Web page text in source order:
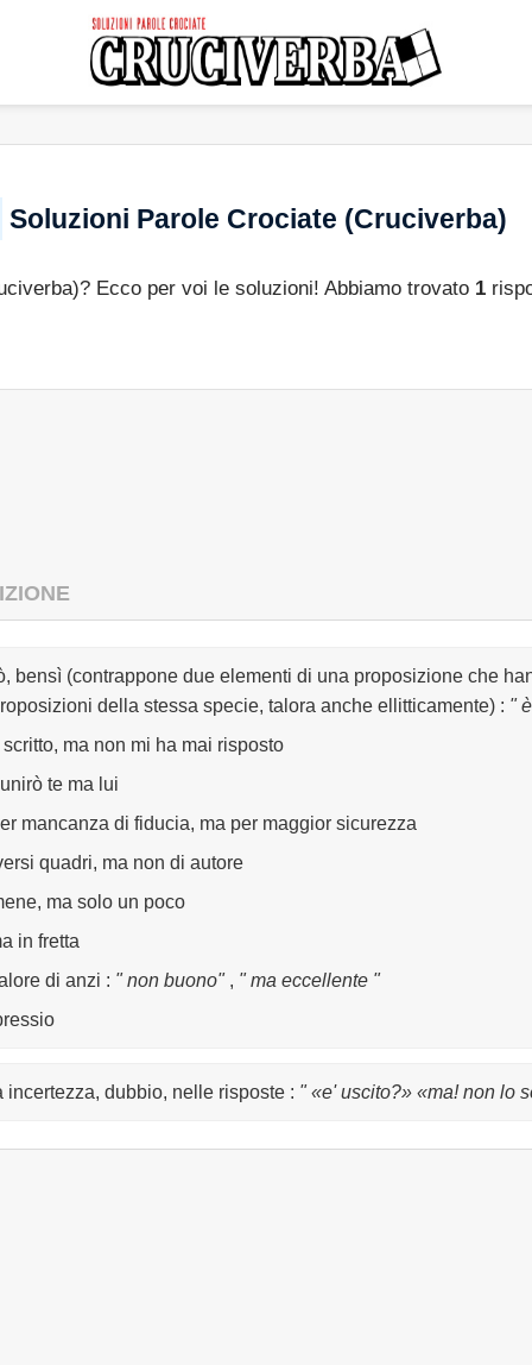
Soluzioni Parole Crociate (Cruciverba)
Ecco per voi le soluzioni! Abbiamo trovato 1
bensì (contrappone due elementi di una proposizione che
della stessa specie, talora anche ellitticamente) : "
ma non mi ha mai risposto
te ma lui
mancanza di fiducia, ma per maggior sicurezza
quadri, ma non di autore
ma solo un poco
in fretta
di anzi : " non buono" , " ma eccellente "
incertezza, dubbio, nelle risposte : " «e' uscito?» «ma! non lo